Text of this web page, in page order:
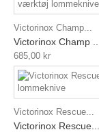
Victorinox Champ...
Victorinox Champ ...
685,00 kr
Victorinox Rescue...
Victorinox Rescue...